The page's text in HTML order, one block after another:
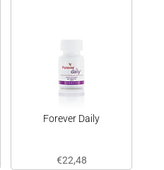
Forever Daily
€22,48